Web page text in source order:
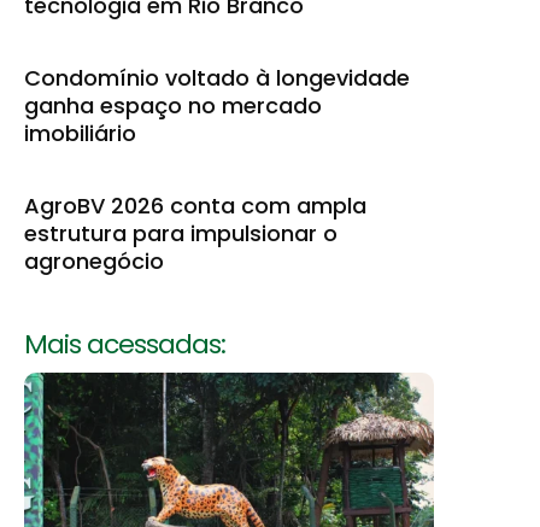
Condomínio voltado à longevidade
ganha espaço no mercado
imobiliário
AgroBV 2026 conta com ampla
estrutura para impulsionar o
agronegócio
Mais acessadas: